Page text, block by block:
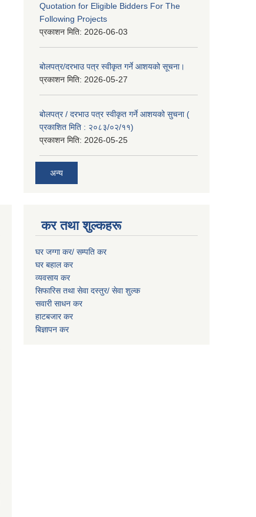
Quotation for Eligible Bidders For The
Following Projects
प्रकाशन मिति: 2026-06-03
बोलपत्र/दरभाउ पत्र स्वीकृत गर्ने आशयको सूचना।
प्रकाशन मिति: 2026-05-27
बोलपत्र / दरभाउ पत्र स्वीकृत गर्ने आशयको सुचना (
प्रकाशित मिति : २०८३/०२/११)
प्रकाशन मिति: 2026-05-25
अन्य
कर तथा शुल्कहरू
घर जग्गा कर/ सम्पति कर
घर बहाल कर
व्यवसाय कर
सिफारिस तथा सेवा दस्तुर/ सेवा शुल्क
सवारी साधन कर
हाटबजार कर
बिज्ञापन कर